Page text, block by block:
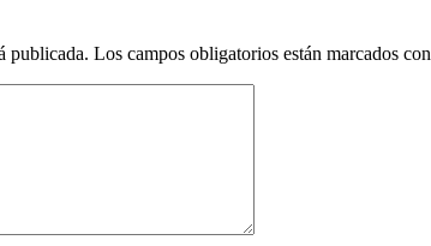
publicada. Los campos obligatorios están marcados con